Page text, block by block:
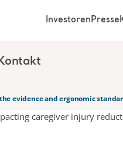
InvestorenPresse
evidence and ergonomic